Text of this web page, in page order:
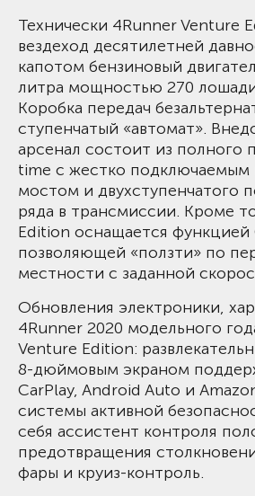
Технически 4Runner Venture
вездеход десятилетней
капотом бензиновый
литра мощностью 270
Коробка передач
ступенчатый «автомат».
арсенал состоит из полного
time с жестко
мостом и двухступенчатого
ряда в трансмиссии. Кроме
Edition оснащается
позволяющей «ползти» по
местности с заданной
Обновления электроники,
4Runner 2020 модельного
Venture Edition:
8-дюймовым экраном
CarPlay, Android Auto и
системы активной
себя ассистент контроля
предотвращения
фары и круиз-контроль.